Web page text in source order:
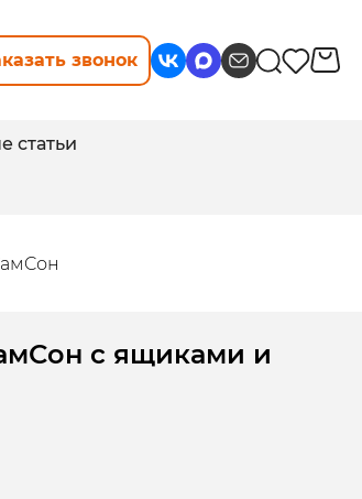
звонок
статьи
с ящиками и